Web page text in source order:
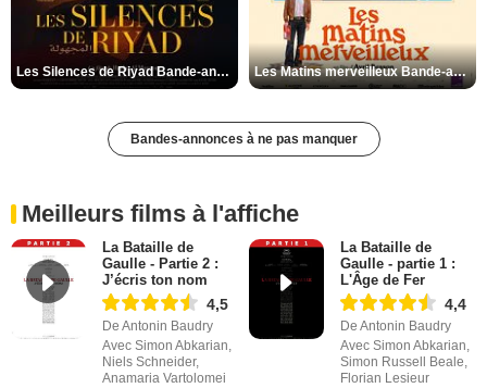
Les Silences de Riyad Bande-annonce VO STFR Les Matins merveilleux Bande-annonce VF
Bandes-annonces à ne pas manquer
Meilleurs films à l'affiche
La Bataille de
Gaulle - Partie 2 :
J’écris ton nom
4,5
De Antonin Baudry
Avec Simon Abkarian,
Niels Schneider,
Anamaria Vartolomei
La Bataille de
Gaulle - partie 1 :
L'Âge de Fer
4,4
De Antonin Baudry
Avec Simon Abkarian,
Simon Russell Beale,
Florian Lesieur